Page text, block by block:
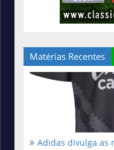
Matérias Recentes
Adidas divulga as